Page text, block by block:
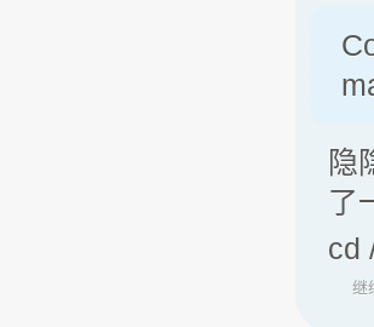
隐
了
cd
继